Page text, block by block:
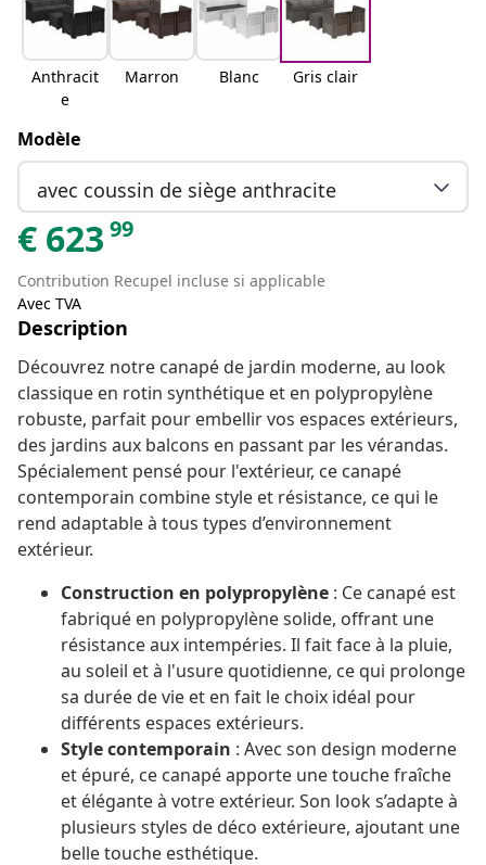
Anthracit
e
Marron Blanc Gris clair
Modèle
avec coussin de siège anthracite
€ 623 99
Contribution Recupel incluse si applicable
Avec TVA
Description
Découvrez notre canapé de jardin moderne, au look
classique en rotin synthétique et en polypropylène
robuste, parfait pour embellir vos espaces extérieurs,
des jardins aux balcons en passant par les vérandas.
Spécialement pensé pour l'extérieur, ce canapé
contemporain combine style et résistance, ce qui le
rend adaptable à tous types d’environnement
extérieur.
Construction en polypropylène : Ce canapé est
fabriqué en polypropylène solide, offrant une
résistance aux intempéries. Il fait face à la pluie,
au soleil et à l'usure quotidienne, ce qui prolonge
sa durée de vie et en fait le choix idéal pour
différents espaces extérieurs.
Style contemporain : Avec son design moderne
et épuré, ce canapé apporte une touche fraîche
et élégante à votre extérieur. Son look s’adapte à
plusieurs styles de déco extérieure, ajoutant une
belle touche esthétique.